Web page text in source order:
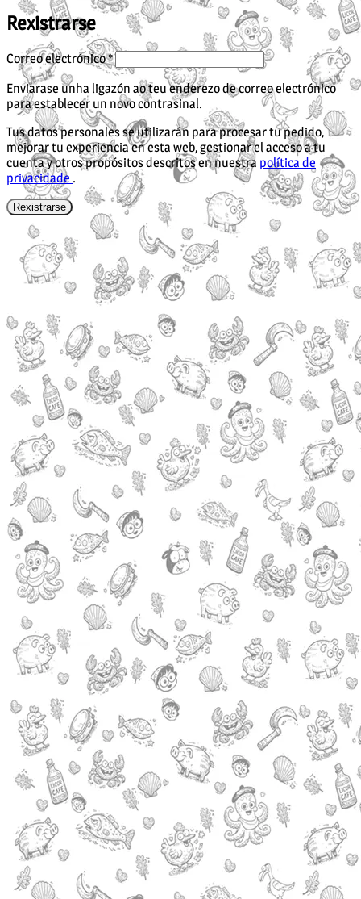
Rexistrarse
Correo electrónico*Obrigatorio
Enviarase unha ligazón ao teu enderezo de correo electrónico
para establecer un novo contrasinal.
Tus datos personales se utilizarán para procesar tu pedido,
mejorar tu experiencia en esta web, gestionar el acceso a tu
cuenta y otros propósitos descritos en nuestra política de
privacidade .
Rexistrarse